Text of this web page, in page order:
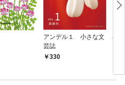
アンデル１ 小さな文
芸誌
330
琴